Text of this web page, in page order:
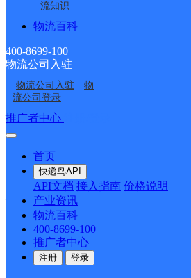
流知识
物流百科
400-8699-100
物流公司入驻
物流公司入驻
物
流公司登录
推广者中心
首页
快递鸟API
API文档 接入指南 价格说明
产业资讯
物流百科
400-8699-100
推广者中心
注册 登录
存点
辽宁昌图县公司老城镇
分部
辽宁昌图县公司宝力农
场寄存点
辽宁昌图县公司大兴镇
寄存
辽宁昌图县公司大洼火
龙寄存点
铁岭昌图县
接口API
API接口 DEMO下载
关于我们
公司介绍 企业动态
合作伙伴 快递鸟接口服务协议
户隐私政策